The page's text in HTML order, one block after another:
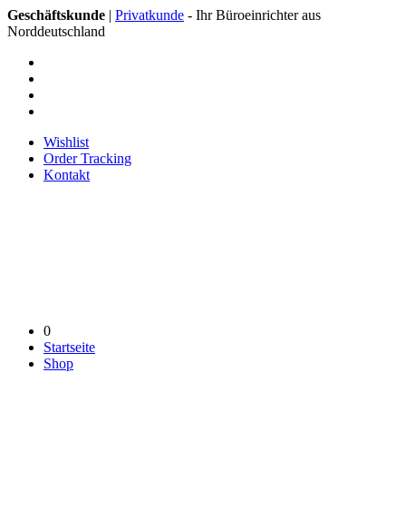
Geschäftskunde | Privatkunde - Ihr Büroeinrichter aus
Norddeutschland
Wishlist
Order Tracking
Kontakt
0
Startseite
Shop